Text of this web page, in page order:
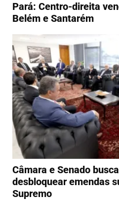
Pará: Centro-direita
Belém e Santarém
Câmara e Senado
desbloquear emendas
Supremo